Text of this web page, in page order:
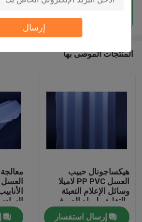
إرسال
استمر
المنتجات الموصى بها
هيكساجونال حبيب
العسل PP PVC لاميلا
وسائل الإعلام التعبئة
والتغليف لمياه الصرف
الصحي
إرسال استفسار
العسل